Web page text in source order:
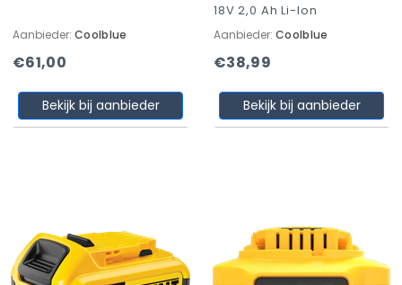
Aanbieder: Coolblue
€61,00
Bekijk bij aanbieder
18V 2,0 Ah Li-Ion
Aanbieder: Coolblue
€38,99
Bekijk bij aanbieder